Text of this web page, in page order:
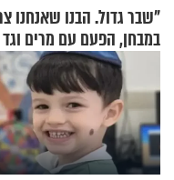
"שבר גדול. הבנו שאנחנו
במבחן, הפעם עם מרים וגד